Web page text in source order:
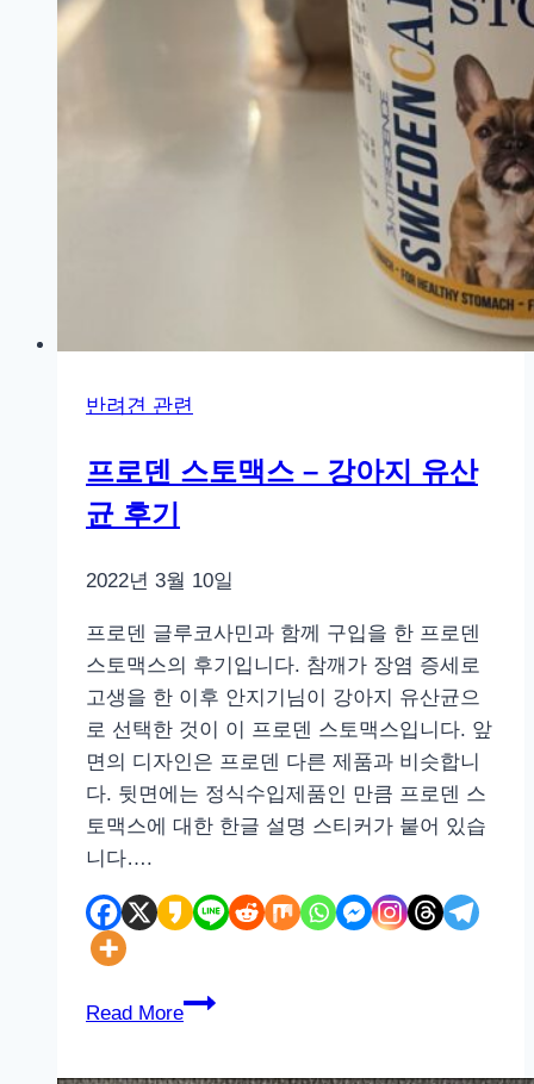
반려견 관련
프로덴 스토맥스 – 강아지 유산
균 후기
2022년 3월 10일
프로덴 글루코사민과 함께 구입을 한 프로덴
스토맥스의 후기입니다. 참깨가 장염 증세로
고생을 한 이후 안지기님이 강아지 유산균으
로 선택한 것이 이 프로덴 스토맥스입니다. 앞
면의 디자인은 프로덴 다른 제품과 비슷합니
다. 뒷면에는 정식수입제품인 만큼 프로덴 스
토맥스에 대한 한글 설명 스티커가 붙어 있습
니다….
Read More
프